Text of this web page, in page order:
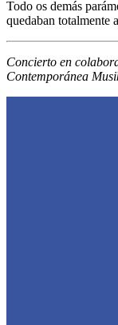
Todo os demás
quedaban totalmente
Concierto en
Contemporánea